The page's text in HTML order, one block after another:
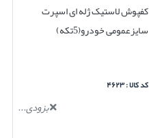
کفپوش لاستیک ژله ای اسپرت
سایزعمومی خودرو(5تکه)
کد کالا : ۴۶۲۳
بزودی...